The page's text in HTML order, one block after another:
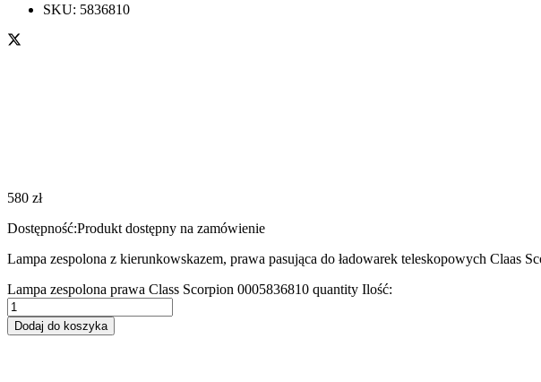
SKU: 5836810
580 zł
Dostępność:Produkt dostępny na zamówienie
Lampa zespolona z kierunkowskazem, prawa pasująca do ładowarek teleskopowych Claas
Lampa zespolona prawa Class Scorpion 0005836810 quantity Ilość:
Dodaj do koszyka